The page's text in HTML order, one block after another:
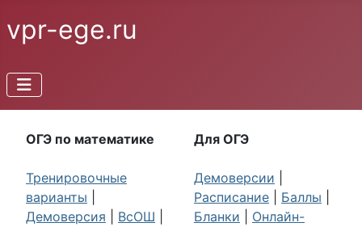
vpr-ege.ru
ОГЭ по математике
Тренировочные
варианты
Демоверсия
ВсОШ
Для ОГЭ
Демоверсии
Расписание
Баллы
Бланки
Онлайн-